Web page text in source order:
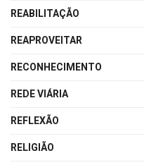
REABILITAÇÃO
REAPROVEITAR
RECONHECIMENTO
REDE VIÁRIA
REFLEXÃO
RELIGIÃO